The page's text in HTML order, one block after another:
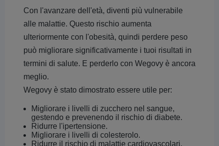
Con l'avanzare dell'età, diventi più vulnerabile
alle malattie. Questo rischio aumenta
ulteriormente con l'obesità, quindi perdere peso
può migliorare significativamente i tuoi risultati in
termini di salute. E perderlo con Wegovy è ancora
meglio.
Wegovy è stato dimostrato essere utile per:
Migliorare i livelli di zucchero nel sangue,
gestendo e prevenendo il rischio di diabete.
Ridurre l'ipertensione.
Migliorare i livelli di colesterolo.
Ridurre il rischio di malattie cardiovascolari,